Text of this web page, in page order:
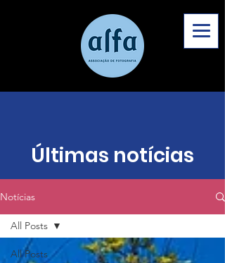
Últimas notícias
Notícias
All Posts
All Posts